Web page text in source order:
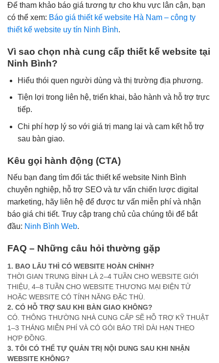
Để tham khảo báo giá tương tự cho khu vực lân cận, bạn
có thể xem: Báo giá thiết kế website Hà Nam – công ty
thiết kế website uy tín Ninh Bình.
Vì sao chọn nhà cung cấp thiết kế website tại
Ninh Bình?
Hiểu thói quen người dùng và thị trường địa phương.
Tiện lợi trong liên hệ, triển khai, bảo hành và hỗ trợ trực
tiếp.
Chi phí hợp lý so với giá trị mang lại và cam kết hỗ trợ
sau bàn giao.
Kêu gọi hành động (CTA)
Nếu bạn đang tìm đối tác thiết kế website Ninh Bình
chuyên nghiệp, hỗ trợ SEO và tư vấn chiến lược digital
marketing, hãy liên hệ để được tư vấn miễn phí và nhận
báo giá chi tiết. Truy cập trang chủ của chúng tôi để bắt
đầu: Ninh Bình Web.
FAQ – Những câu hỏi thường gặp
1. BAO LÂU THÌ CÓ WEBSITE HOÀN CHỈNH?
THỜI GIAN TRUNG BÌNH LÀ 2–4 TUẦN CHO WEBSITE GIỚI
THIỆU, 4–8 TUẦN CHO WEBSITE THƯƠNG MẠI ĐIỆN TỬ
HOẶC WEBSITE CÓ TÍNH NĂNG ĐẶC THÙ.
2. CÓ HỖ TRỢ SAU KHI BÀN GIAO KHÔNG?
CÓ. THÔNG THƯỜNG NHÀ CUNG CẤP SẼ HỖ TRỢ KỸ THUẬT
1–3 THÁNG MIỄN PHÍ VÀ CÓ GÓI BẢO TRÌ DÀI HẠN THEO
HỢP ĐỒNG.
3. TÔI CÓ THỂ TỰ QUẢN TRỊ NỘI DUNG SAU KHI NHẬN
WEBSITE KHÔNG?